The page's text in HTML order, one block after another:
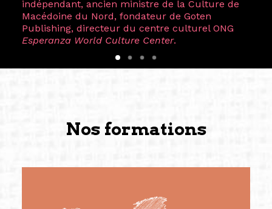
indépendant, ancien ministre de la Culture de
Macédoine du Nord, fondateur de Goten
Publishing, directeur du centre culturel ONG
Esperanza World Culture Center.
Nos formations